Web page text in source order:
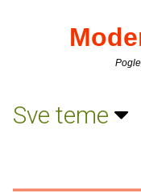
Sve teme